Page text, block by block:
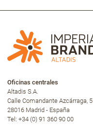
Oficinas centrales
Altadis S.A.
Calle Comandante Azcárraga, 5
28016 Madrid - España
Tel: +34 (0) 91 360 90 00